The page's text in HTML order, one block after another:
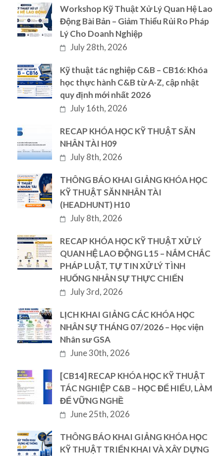
Workshop Kỹ Thuật Xử Lý Quan Hệ Lao
Động Bài Bản – Giảm Thiểu Rủi Ro Pháp
Lý Cho Doanh Nghiệp
July 28th, 2026
Kỹ thuật tác nghiệp C&B – CB16: Khóa
học thực hành C&B từ A-Z, cập nhật
quy định mới nhất 2026
July 16th, 2026
RECAP KHÓA HỌC KỸ THUẬT SĂN
NHÂN TÀI H09
July 8th, 2026
THÔNG BÁO KHAI GIẢNG KHÓA HỌC
KỸ THUẬT SĂN NHÂN TÀI
(HEADHUNT) H10
July 8th, 2026
RECAP KHÓA HỌC KỸ THUẬT XỬ LÝ
QUAN HỆ LAO ĐỘNG L15 – NẮM CHẮC
PHÁP LUẬT, TỰ TIN XỬ LÝ TÌNH
HUỐNG NHÂN SỰ THỰC CHIẾN
July 3rd, 2026
LỊCH KHAI GIẢNG CÁC KHÓA HỌC
NHÂN SỰ THÁNG 07/2026 – Học viện
Nhân sư GSA
June 30th, 2026
[CB14] RECAP KHÓA HỌC KỸ THUẬT
TÁC NGHIỆP C&B – HỌC ĐỂ HIỂU, LÀM
ĐỂ VỮNG NGHỀ
June 25th, 2026
THÔNG BÁO KHAI GIẢNG KHÓA HỌC
KỸ THUẬT TRIỂN KHAI VÀ XÂY DỰNG